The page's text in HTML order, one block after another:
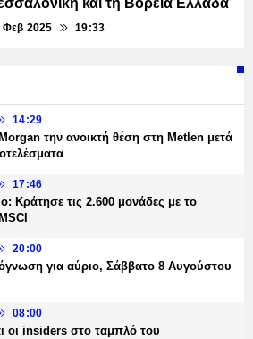
και τη Βόρεια Ελλάδα
Φεβ 2025 19:33
14:29
την ανοικτή θέση στη Metlen μετά
17:46
Κράτησε τις 2.600 μονάδες με το
20:00
για αύριο, Σάββατο 8 Αυγούστου
08:00
οι insiders στο ταμπλό του